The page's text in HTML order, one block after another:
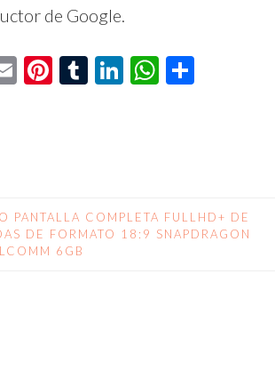
de Google.
EmailPinterest
Tumblr
LinkedIn
WhatsApp
PANTALLA COMPLETA FULLHD+ DE
DE FORMATO 18:9 SNAPDRAGON
6GB